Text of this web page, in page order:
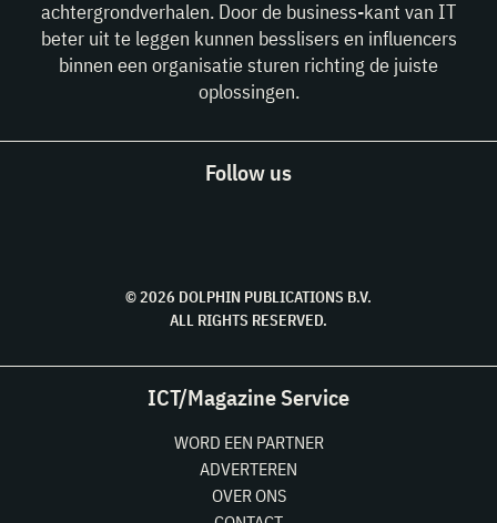
achtergrondverhalen. Door de business-kant van IT
beter uit te leggen kunnen besslisers en influencers
binnen een organisatie sturen richting de juiste
oplossingen.
Follow us
© 2026 DOLPHIN PUBLICATIONS B.V.
ALL RIGHTS RESERVED.
ICT/Magazine Service
WORD EEN PARTNER
ADVERTEREN
OVER ONS